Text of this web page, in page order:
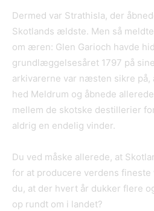
Dermed var Strathisla, der
Skotlands ældste. Men så
om æren: Glen Garioch havde
grundlæggelsesåret 1797 på
arkivarerne var næsten sikre
hed Meldrum og åbnede
mellem de skotske destillerier
aldrig en endelig vinder.
Du ved måske allerede, at
for at producere verdens fineste
du, at der hvert år dukker flere
op rundt om i landet?